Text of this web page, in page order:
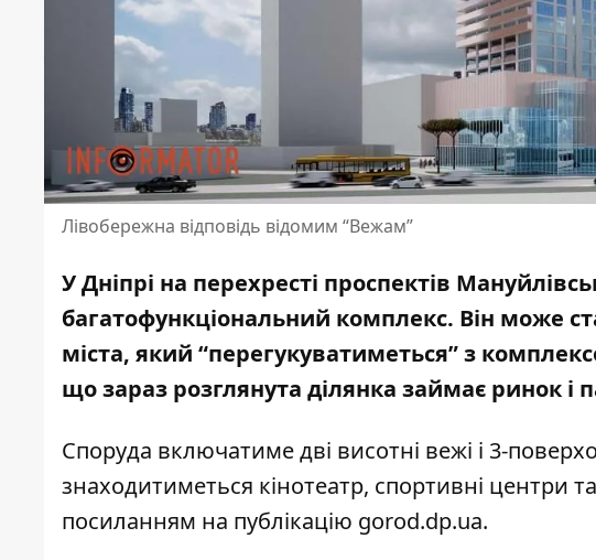
Лівобережна відповідь відомим “Вежам”
У Дніпрі на перехресті проспектів
багатофункціональний комплекс. Він може
міста, який “перегукуватиметься” з
щозараз розглянута ділянка займає ринок і
Споруда включатиме дві висотні вежі і 3-
знаходитиметься кінотеатр, спортивні центри
посиланням на публікацію gorod.dp.ua.